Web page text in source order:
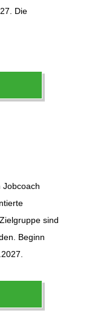
Die
Jobcoach
sind
Beginn